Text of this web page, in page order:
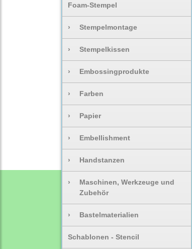
Foam-Stempel
› Stempelmontage
› Stempelkissen
› Embossingprodukte
› Farben
› Papier
› Embellishment
› Handstanzen
›
Maschinen, Werkzeuge und
Zubehör
› Bastelmaterialien
Schablonen - Stencil